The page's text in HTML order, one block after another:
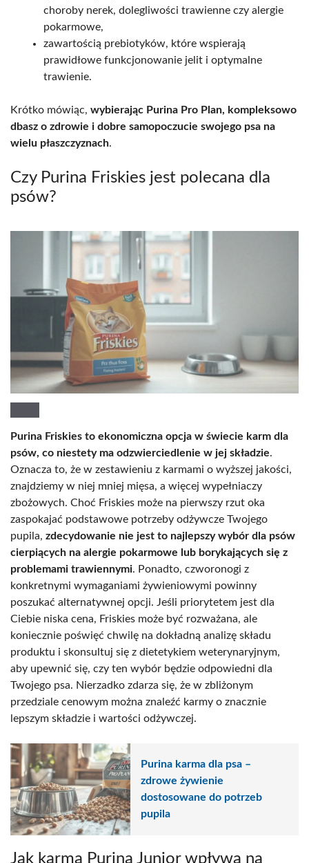
choroby nerek, dolegliwości trawienne czy alergie
pokarmowe,
zawartością prebiotyków, które wspierają
prawidłowe funkcjonowanie jelit i optymalne
trawienie.
Krótko mówiąc, wybierając Purina Pro Plan, kompleksowo
dbasz o zdrowie i dobre samopoczucie swojego psa na
wielu płaszczyznach.
Czy Purina Friskies jest polecana dla
psów?
Purina Friskies to ekonomiczna opcja w świecie karm dla
psów, co niestety ma odzwierciedlenie w jej składzie.
Oznacza to, że w zestawieniu z karmami o wyższej jakości,
znajdziemy w niej mniej mięsa, a więcej wypełniaczy
zbożowych. Choć Friskies może na pierwszy rzut oka
zaspokajać podstawowe potrzeby odżywcze Twojego
pupila, zdecydowanie nie jest to najlepszy wybór dla psów
cierpiących na alergie pokarmowe lub borykających się z
problemami trawiennymi. Ponadto, czworonogi z
konkretnymi wymaganiami żywieniowymi powinny
poszukać alternatywnej opcji. Jeśli priorytetem jest dla
Ciebie niska cena, Friskies może być rozważana, ale
koniecznie poświęć chwilę na dokładną analizę składu
produktu i skonsultuj się z dietetykiem weterynaryjnym,
aby upewnić się, czy ten wybór będzie odpowiedni dla
Twojego psa. Nierzadko zdarza się, że w zbliżonym
przedziale cenowym można znaleźć karmy o znacznie
lepszym składzie i wartości odżywczej.
Purina karma dla psa –
zdrowe żywienie
dostosowane do potrzeb
pupila
Jak karma Purina Junior wpływa na